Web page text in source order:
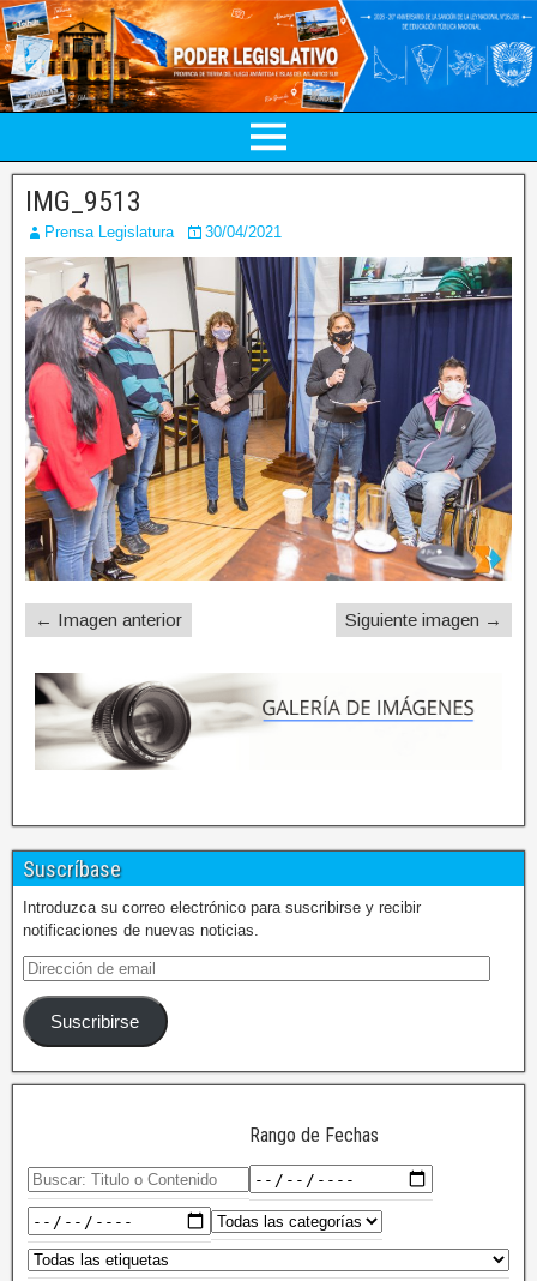
IMG_9513
Prensa Legislatura 30/04/2021
← Imagen anterior Siguiente imagen →
Suscríbase
Introduzca su correo electrónico para suscribirse y recibir
notificaciones de nuevas noticias.
Suscribirse
Rango de Fechas